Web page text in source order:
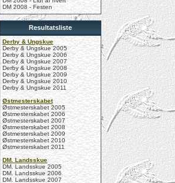
DM 2008 - Festen
Resultatsliste
Derby & Ungskue
Derby & Ungskue 2005
Derby & Ungskue 2006
Derby & Ungskue 2007
Derby & Ungskue 2008
Derby & Ungskue 2009
Derby & Ungskue 2010
Derby & Ungskue 2011
Østmesterskabet
Østmesterskabet 2005
Østmesterskabet 2006
Østmesterskabet 2007
Østmesterskabet 2008
Østmesterskabet 2009
Østmesterskabet 2010
Østmesterskabet 2011
DM. Landsskue
DM. Landsskue 2005
DM. Landsskue 2006
DM. Landsskue 2007